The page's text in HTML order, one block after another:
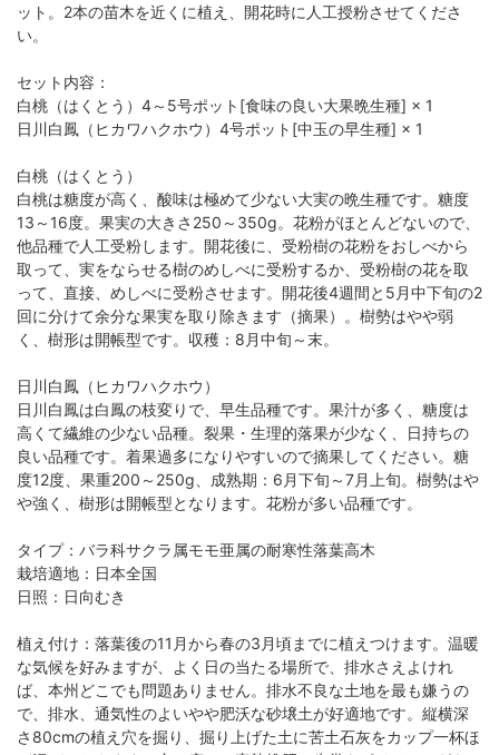
ット。2本の苗木を近くに植え、開花時に人工授粉させてくださ
い。
セット内容：
白桃（はくとう）4～5号ポット[食味の良い大果晩生種] × 1
日川白鳳（ヒカワハクホウ）4号ポット[中玉の早生種] × 1
白桃（はくとう）
白桃は糖度が高く、酸味は極めて少ない大実の晩生種です。糖度
13～16度。果実の大きさ250～350g。花粉がほとんどないので、
他品種で人工受粉します。開花後に、受粉樹の花粉をおしべから
取って、実をならせる樹のめしべに受粉するか、受粉樹の花を取
って、直接、めしべに受粉させます。開花後4週間と5月中下旬の2
回に分けて余分な果実を取り除きます（摘果）。樹勢はやや弱
く、樹形は開帳型です。収穫：8月中旬～末。
日川白鳳（ヒカワハクホウ）
日川白鳳は白鳳の枝変りで、早生品種です。果汁が多く、糖度は
高くて繊維の少ない品種。裂果・生理的落果が少なく、日持ちの
良い品種です。着果過多になりやすいので摘果してください。糖
度12度、果重200～250g、成熟期：6月下旬～7月上旬。樹勢はや
や強く、樹形は開帳型となります。花粉が多い品種です。
タイプ：バラ科サクラ属モモ亜属の耐寒性落葉高木
栽培適地：日本全国
日照：日向むき
植え付け：落葉後の11月から春の3月頃までに植えつけます。温暖
な気候を好みますが、よく日の当たる場所で、排水さえよけれ
ば、本州どこでも問題ありません。排水不良な土地を最も嫌うの
で、排水、通気性のよいやや肥沃な砂壌土が好適地です。縦横深
さ80cmの植え穴を掘り、掘り上げた土に苦土石灰をカップ一杯ほ